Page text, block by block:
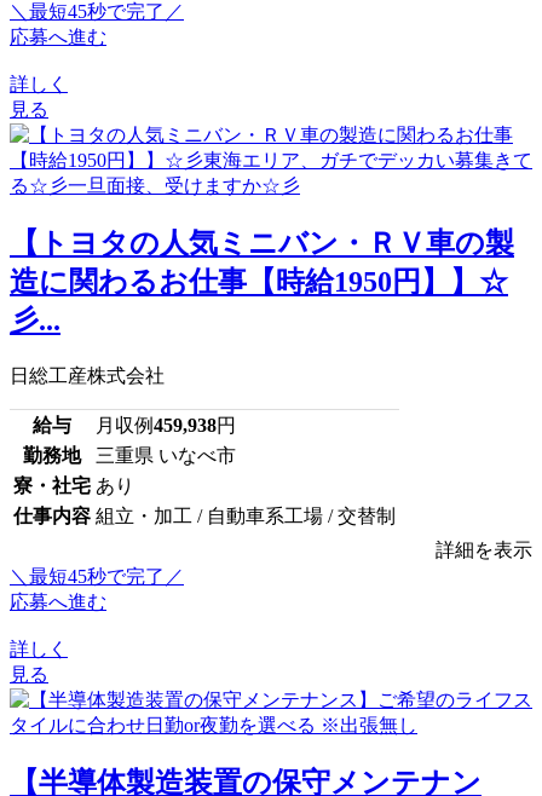
＼最短45秒で完了／
応募へ進む
詳しく
見る
【トヨタの人気ミニバン・ＲＶ車の製
造に関わるお仕事【時給1950円】】☆
彡...
日総工産株式会社
給与 月収例459,938円
勤務地
三重県 いなべ市
寮・社宅 あり
仕事内容 組立・加工 / 自動車系工場 / 交替制
詳細を表示
＼最短45秒で完了／
応募へ進む
詳しく
見る
【半導体製造装置の保守メンテナン